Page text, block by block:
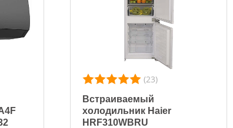
(23)
Встраиваемый
холодильник Haier
HRF310WBRU